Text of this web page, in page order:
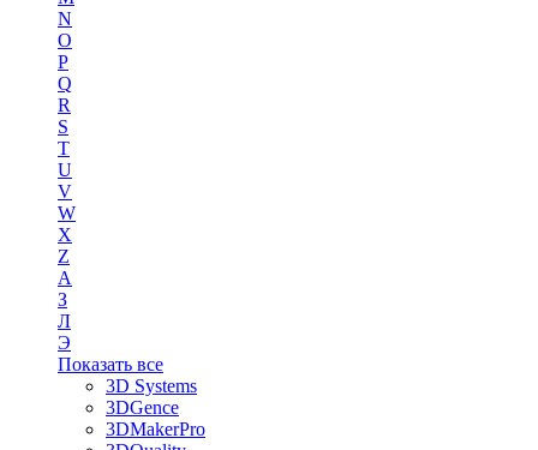
N
O
P
Q
R
S
T
U
V
W
X
Z
А
З
Л
Э
Показать все
3D Systems
3DGence
3DMakerPro